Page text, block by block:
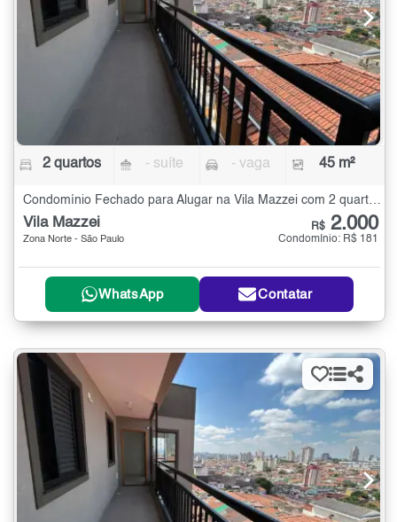
2 quartos - suíte - vaga 45 m²
Condomínio Fechado para Alugar na Vila Mazzei com 2 quartos - 45 m²
Vila Mazzei
Zona Norte - São Paulo
R$ 2.000
Condomínio: R$ 181
WhatsApp Contatar